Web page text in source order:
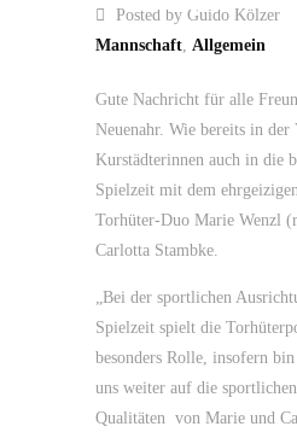
Posted by Guido Kölzer
Mannschaft, Allgemein
Gute Nachricht für alle
Neuenahr. Wie bereits in der
Kurstädterinnen auch in die
Spielzeit mit dem
Torhüter-Duo Marie Wenzl
Carlotta Stambke.
„Bei der sportlichen
Spielzeit spielt die
besonders Rolle, insofern
uns weiter auf die
Qualitäten von Marie und